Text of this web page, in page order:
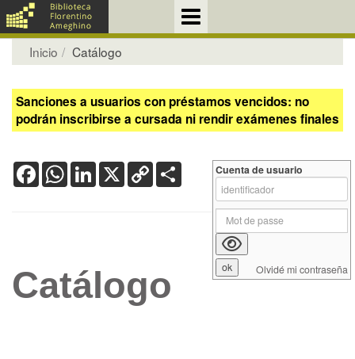
Inicio Catálogo
Sanciones a usuarios con préstamos vencidos: no
podrán inscribirse a cursada ni rendir exámenes finales
FacebookWhatsApp
LinkedIn
X Copy
Link
Catálogo
Cuenta de usuario
Olvidé mi contraseña